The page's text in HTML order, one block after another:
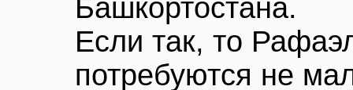
Башкортостана.
Если так, то
потребуются не